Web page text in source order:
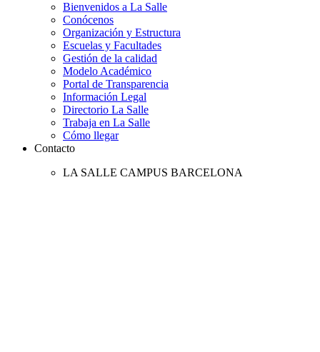
Bienvenidos a La Salle
Conócenos
Organización y Estructura
Escuelas y Facultades
Gestión de la calidad
Modelo Académico
Portal de Transparencia
Información Legal
Directorio La Salle
Trabaja en La Salle
Cómo llegar
Contacto
LA SALLE CAMPUS BARCELONA